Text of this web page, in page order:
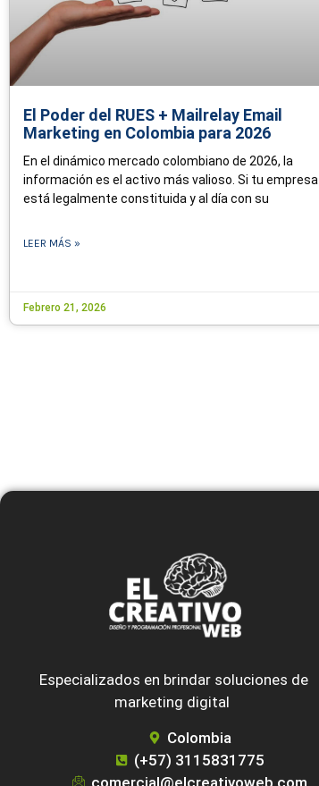
El Poder del RUES + Mailrelay Email
Marketing en Colombia para 2026
En el dinámico mercado colombiano de 2026, la
información es el activo más valioso. Si tu empresa
está legalmente constituida y al día con su
LEER MÁS »
Febrero 21, 2026
Especializados en brindar soluciones de
marketing digital
Colombia
(+57) 3115831775
comercial@elcreativoweb.com